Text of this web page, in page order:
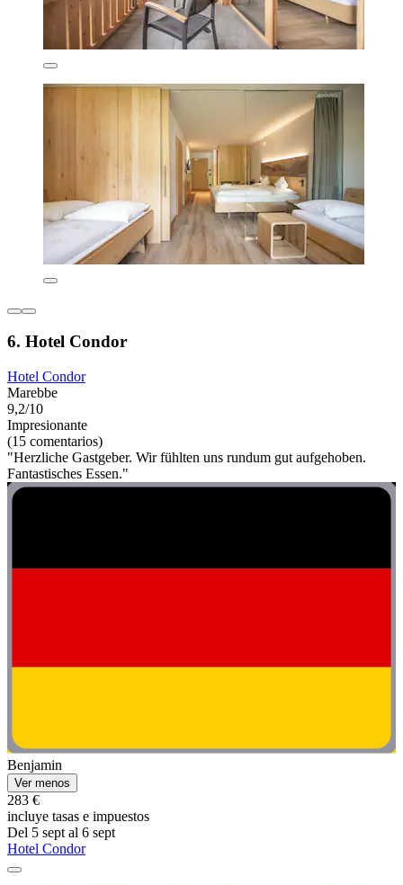
6. Hotel Condor
Hotel Condor
Marebbe
9,2/10
Impresionante
(15 comentarios)
"Herzliche Gastgeber. Wir fühlten uns rundum gut aufgehoben.
Fantastisches Essen."
Benjamin
Ver menos
283 €
incluye tasas e impuestos
Del 5 sept al 6 sept
Hotel Condor